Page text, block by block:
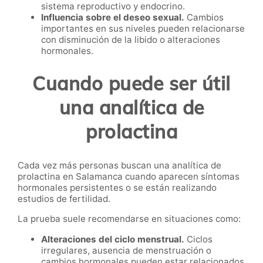
sistema reproductivo y endocrino.
Influencia sobre el deseo sexual. Cambios
importantes en sus niveles pueden relacionarse
con disminución de la libido o alteraciones
hormonales.
Cuando puede ser útil
una analítica de
prolactina
Cada vez más personas buscan una analítica de
prolactina en Salamanca cuando aparecen síntomas
hormonales persistentes o se están realizando
estudios de fertilidad.
La prueba suele recomendarse en situaciones como:
Alteraciones del ciclo menstrual. Ciclos
irregulares, ausencia de menstruación o